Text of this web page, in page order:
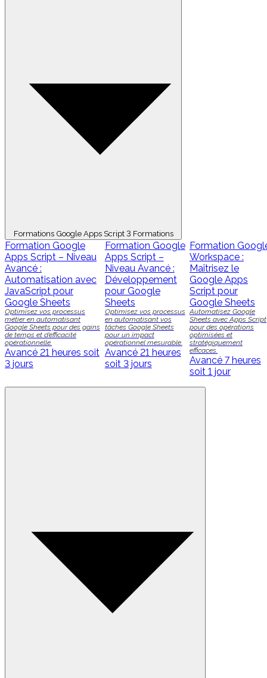
Formations Google Apps Script 3 Formations
Formation Google
Apps Script – Niveau
Avancé :
Automatisation avec
JavaScript pour
Google Sheets
Optimisez vos processus
métier en automatisant
Google Sheets pour des gains
de temps et d’efficacité
opérationnelle.
Avancé 21 heures soit
3 jours
Formation Google
Apps Script –
Niveau Avancé :
Développement
pour Google
Sheets
Optimisez vos processus
en automatisant vos
tâches Google Sheets
pour un impact
opérationnel mesurable.
Avancé 21 heures
soit 3 jours
Formation
Workspace :
Maîtrisez le
Google Apps
Script pour
Google Sheets
Automatisez Google
Sheets avec Apps Script
pour des opérations
optimisées et
stratégiquement
efficaces.
Avancé 7 heures
soit 1 jour